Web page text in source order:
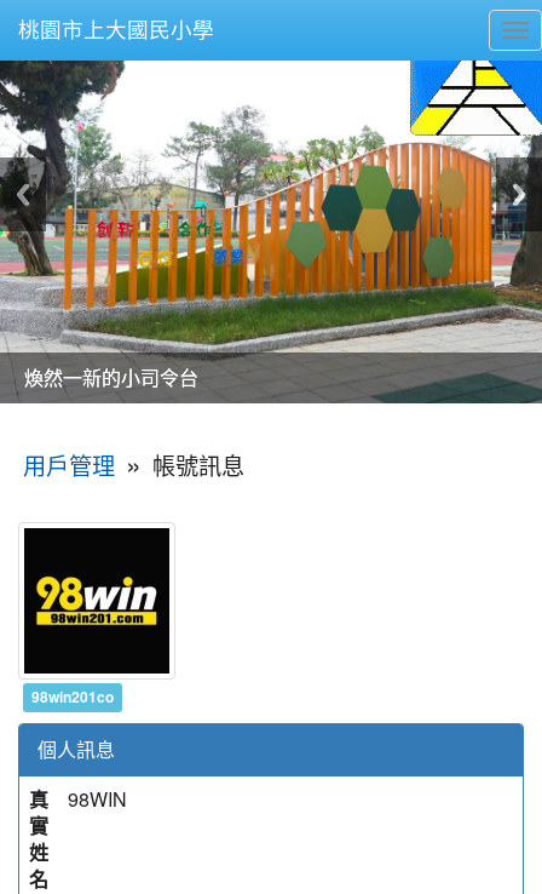
桃園市上大國民小學
美麗的操場是我們活力的來源
美麗的操場是我們活力的來源
煥然一新的小司令台
煥然一新的小司令台
富含桃園埤塘田園風光意象的中廊
富含桃園埤塘田園風光意象的中廊
嶄新的中庭廣場
嶄新的中庭廣場
水生池生生不息
水生池生生不息
用戶管理 » 帳號訊息
98win201co
個人訊息
真
實
姓
名
98WIN